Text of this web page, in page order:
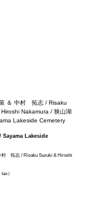
Sayama Lakeside
拓志 / Risaku Suzuki & Hiroshi
）